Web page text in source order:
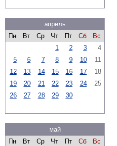
апрель
Пн
Вт Ср Чт Пт Сб
Вс
1
2 3
4
5
6 7 8 9 10
11
12
13 14 15 16 17
18
19
20 21 22 23 24
25
26
27 28 29 30
май
Пн
Вт Ср Чт Пт Сб
Вс